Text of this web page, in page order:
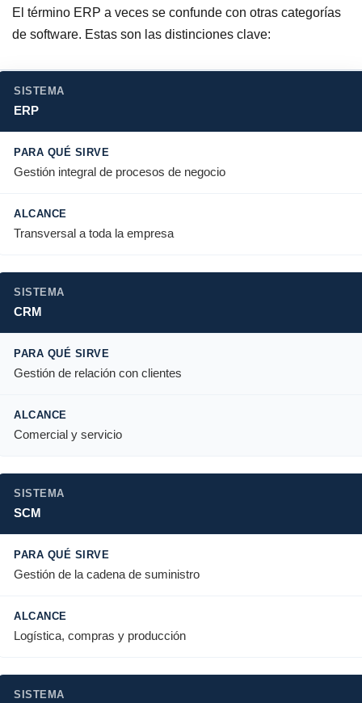
El término ERP a veces se confunde con otras categorías
de software. Estas son las distinciones clave:
ERP
Gestión integral de procesos de negocio
Transversal a toda la empresa
CRM
Gestión de relación con clientes
Comercial y servicio
SCM
Gestión de la cadena de suministro
Logística, compras y producción